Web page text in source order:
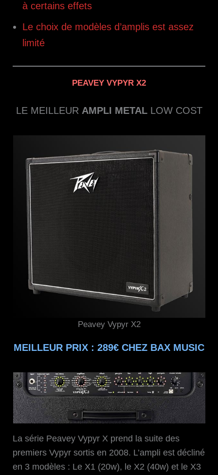
à certains effets
Le choix de modèles d’amplis est assez
limité
PEAVEY VYPYR X2
LE MEILLEUR AMPLI METALLOW COST
Peavey Vypyr X2
MEILLEUR PRIX : 289€ CHEZ BAX MUSIC
La série Peavey Vypyr X prend la suite des
premiers Vypyr sortis en 2008. L’ampli est décliné
en 3 modèles : Le X1 (20w), le X2 (40w) et le X3